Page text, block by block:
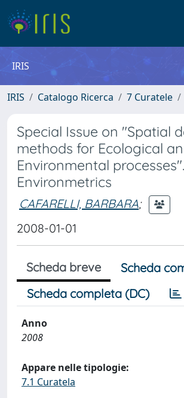
IRIS
IRIS Catalogo Ricerca 7 Curatele
Special Issue on "Spatial
methods for Ecological
Environmental processes".
Environmetrics
CAFARELLI, BARBARA;
2008-01-01
Scheda breve
Scheda
Scheda completa (DC)
Anno
2008
Appare nelle tipologie:
7.1 Curatela